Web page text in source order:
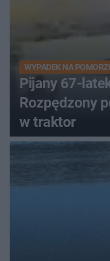
WYPADEK NA
Pijany 67-
Rozpędzony
w traktor